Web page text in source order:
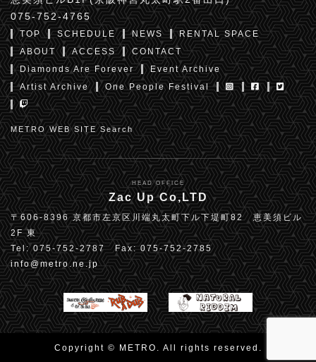
075-752-4765
TOP SCHEDULE NEWS
RENTAL SPACE
ABOUT
ACCESS
CONTACT
Diamonds Are Forever
Event Archive
Artist Archive
One People Festival
METRO WEB SITE Search
HEAD OFFICE
Zac Up Co,LTD
〒606-8396 京都市左京区川端丸太町下ル下堤町82 恵美須ビル
2F 東
Tel: 075-752-2787 Fax: 075-752-2785
info@metro.ne.jp
Copyright © METRO. All rights reserved.